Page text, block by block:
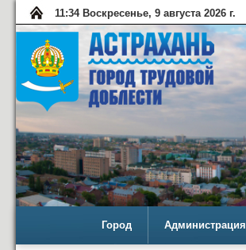
11:34 Воскресенье, 9 августа 2026 г.
Город Администрация